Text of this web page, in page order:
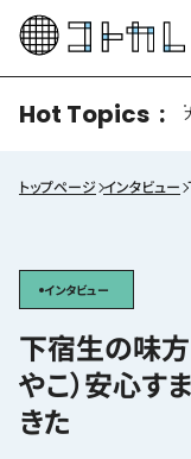
Hot Topics
トップページ インタビュー
インタビュー
下宿生の味方
やこ）安心す
きた